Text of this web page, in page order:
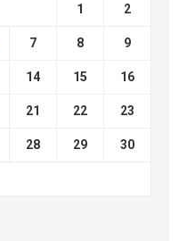
1 2
7 8 9
14 15 16
21 22 23
28 29 30